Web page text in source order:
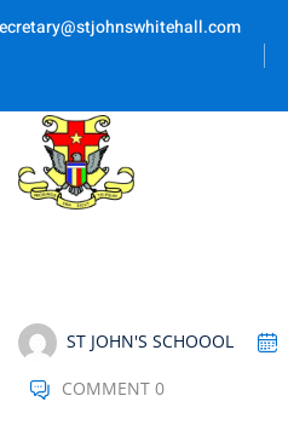
Skip
ST JOHN'S SCHOOOL
COMMENT 0